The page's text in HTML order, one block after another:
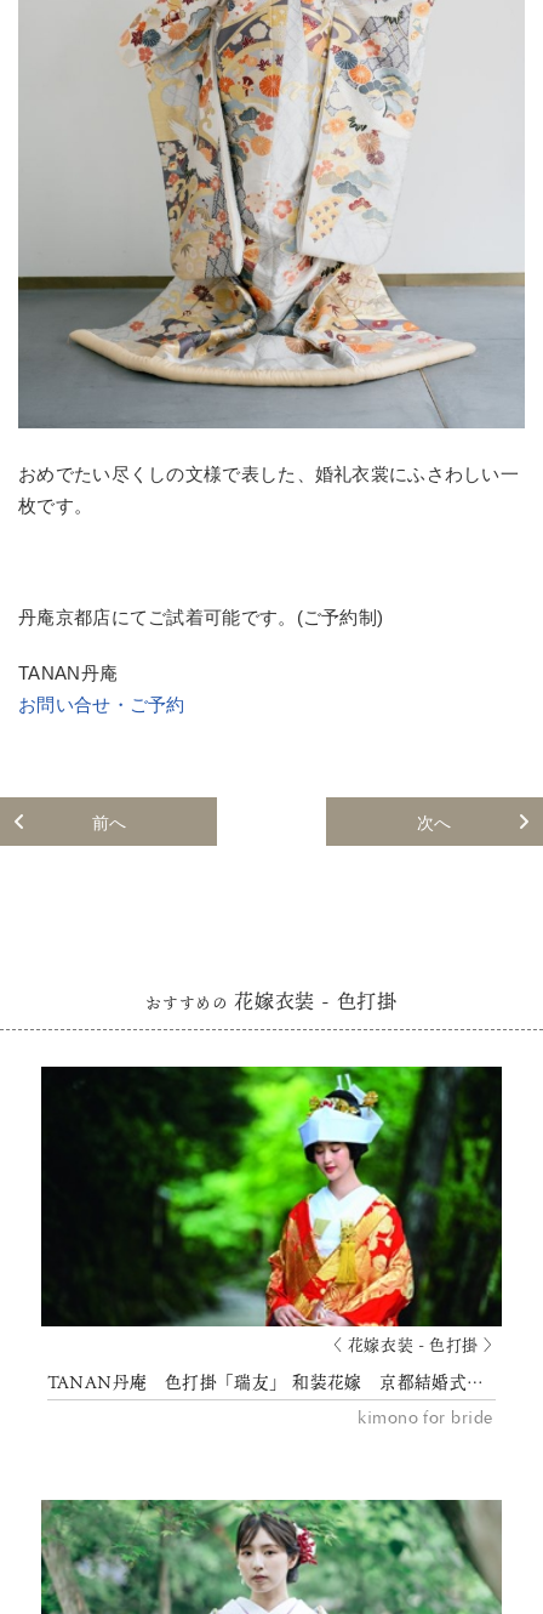
おめでたい尽くしの文様で表した、婚礼衣裳にふさわしい一
枚です。
丹庵京都店にてご試着可能です。(ご予約制)
TANAN丹庵
お問い合せ・ご予約
前へ 次へ
おすすめの 花嫁衣装 - 色打掛
〈 花嫁衣装 - 色打掛 〉
TANAN丹庵 色打掛「瑞友」 和装花嫁 京都結婚式 花嫁衣裳
kimono for bride